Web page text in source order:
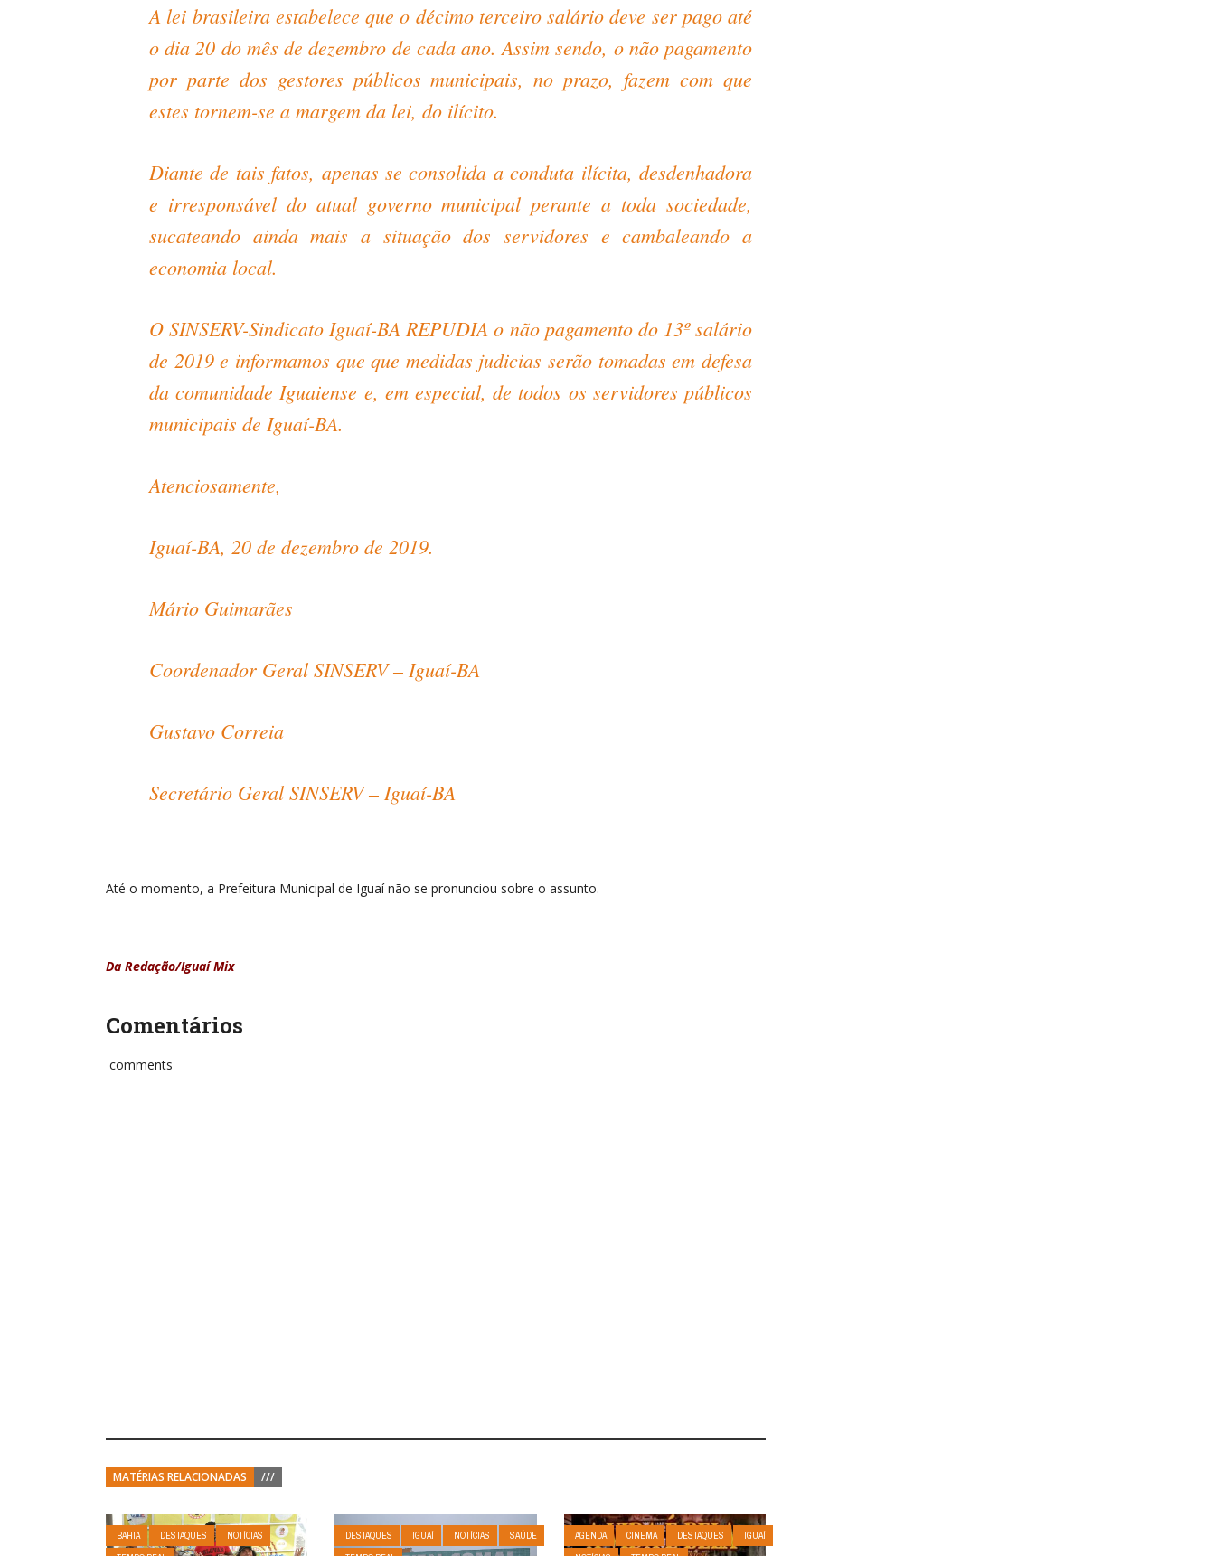
A lei brasileira estabelece que o décimo terceiro salário deve ser pago até
o dia 20 do mês de dezembro de cada ano. Assim sendo, o não pagamento
por parte dos gestores públicos municipais, no prazo, fazem com que
estes tornem-se a margem da lei, do ilícito.
Diante de tais fatos, apenas se consolida a conduta ilícita, desdenhadora
e irresponsável do atual governo municipal perante a toda sociedade,
sucateando ainda mais a situação dos servidores e cambaleando a
economia local.
O SINSERV-Sindicato Iguaí-BA REPUDIA o não pagamento do 13º salário
de 2019 e informamos que que medidas judicias serão tomadas em defesa
da comunidade Iguaiense e, em especial, de todos os servidores públicos
municipais de Iguaí-BA.
Atenciosamente,
Iguaí-BA, 20 de dezembro de 2019.
Mário Guimarães
Coordenador Geral SINSERV – Iguaí-BA
Gustavo Correia
Secretário Geral SINSERV – Iguaí-BA
Até o momento, a Prefeitura Municipal de Iguaí não se pronunciou sobre o assunto.
Da Redação/Iguaí Mix
Comentários
comments
MATÉRIAS RELACIONADAS ///
BAHIA DESTAQUES
NOTÍCIAS
DESTAQUES IGUAÍ NOTÍCIAS
SAÚDE
AGENDA CINEMA DESTAQUES
IGUAÍ